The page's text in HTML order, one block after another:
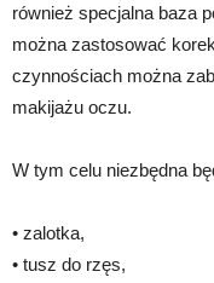
również specjalna baza
można zastosować
czynnościach można
makijażu oczu.
W tym celu niezbędna
• zalotka,
• tusz do rzęs,